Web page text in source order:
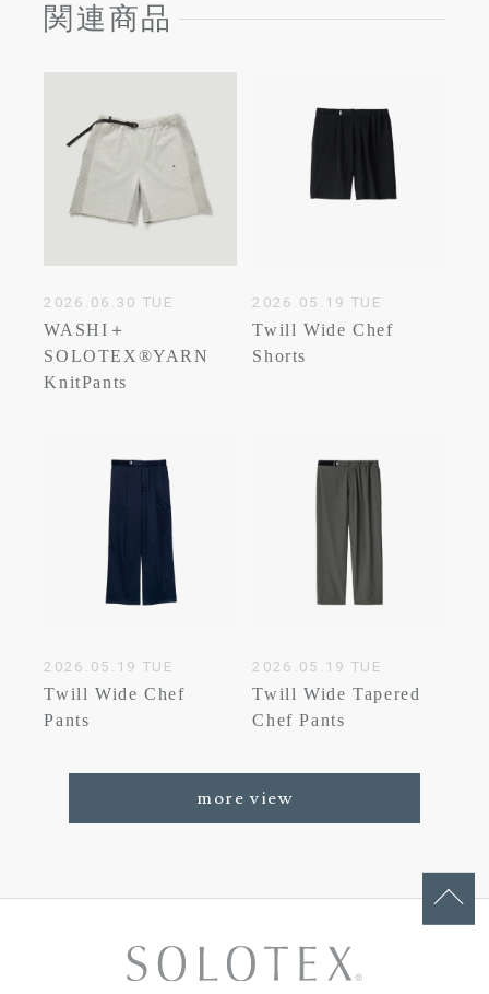
関連商品
2026.06.30 TUE
WASHI＋
SOLOTEX®YARN
KnitPants
2026.05.19 TUE
Twill Wide Chef
Shorts
2026.05.19 TUE
Twill Wide Chef
Pants
2026.05.19 TUE
Twill Wide Tapered
Chef Pants
more view